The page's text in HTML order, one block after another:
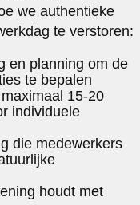
we authentieke
te verstoren:
en planning om de
te bepalen
15-20
individuele
die medewerkers
houdt met